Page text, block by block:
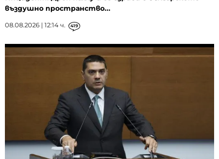
въздушно пространство...
08.08.2026 | 12:14 ч. 419